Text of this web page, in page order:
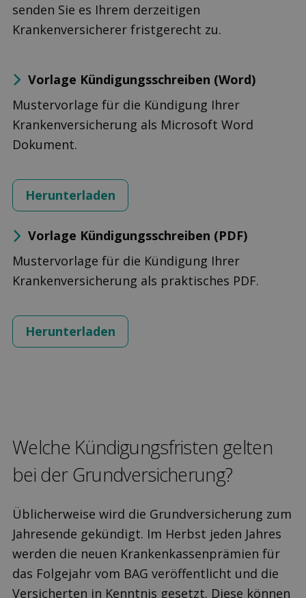
senden Sie es Ihrem derzeitigen
Krankenversicherer fristgerecht zu.
Vorlage Kündigungs­schreiben (Word)
Mustervorlage für die Kündigung Ihrer
Krankenversicherung als Microsoft Word
Dokument.
Herunterladen
Vorlage Kündigungs­schreiben (PDF)
Mustervorlage für die Kündigung Ihrer
Krankenversicherung als praktisches PDF.
Herunterladen
Welche Kündigungs­fristen gelten
bei der Grund­versicherung?
Üblicherweise wird die Grundversicherung zum
Jahresende gekündigt. Im Herbst jeden Jahres
werden die neuen Krankenkassenprämien für
das Folgejahr vom BAG veröffentlicht und die
Versicherten in Kenntnis gesetzt. Diese können